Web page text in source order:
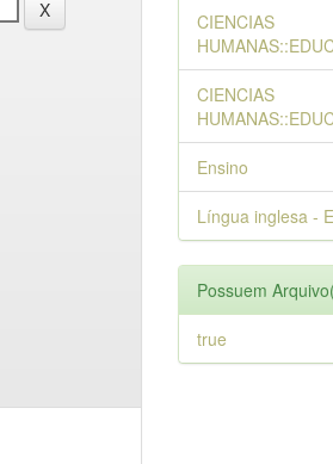
CIENCIAS
CIENCIAS
Ensino
Língua inglesa -
Possuem
true